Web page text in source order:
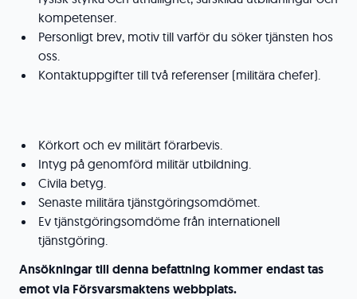
kompetenser.
Personligt brev, motiv till varför du söker tjänsten hos
oss.
Kontaktuppgifter till två referenser (militära chefer).
Körkort och ev militärt förarbevis.
Intyg på genomförd militär utbildning.
Civila betyg.
Senaste militära tjänstgöringsomdömet.
Ev tjänstgöringsomdöme från internationell
tjänstgöring.
Ansökningar till denna befattning kommer endast tas
emot via Försvarsmaktens webbplats.